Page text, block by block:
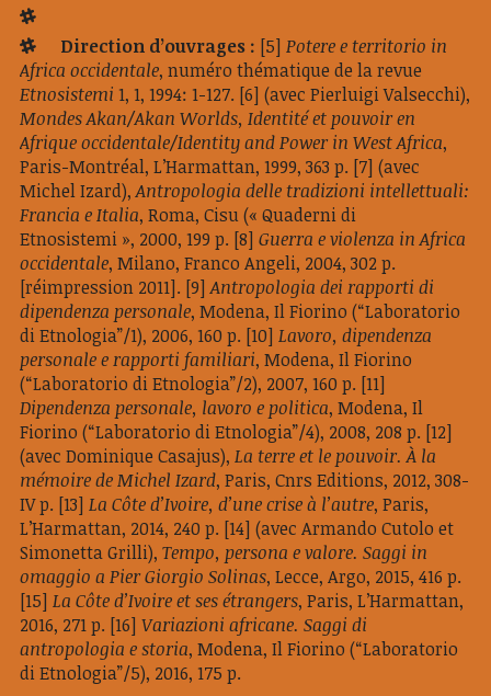
Direction d’ouvrages : [5] Potere e territorio in
Africa occidentale, numéro thématique de la revue
Etnosistemi 1, 1, 1994: 1-127. [6] (avec Pierluigi Valsecchi),
Mondes Akan/Akan Worlds, Identité et pouvoir en
Afrique occidentale/Identity and Power in West Africa,
Paris-Montréal, L’Harmattan, 1999, 363 p. [7] (avec
Michel Izard),Antropologia delle tradizioni intellettuali:
Francia e Italia, Roma, Cisu (« Quaderni di
Etnosistemi », 2000, 199 p. [8] Guerra e violenza in Africa
occidentale, Milano, Franco Angeli, 2004, 302 p.
[réimpression 2011]. [9]Antropologia dei rapporti di
dipendenza personale, Modena, Il Fiorino (“Laboratorio
di Etnologia”/1), 2006, 160 p. [10] Lavoro, dipendenza
personale e rapporti familiari, Modena, Il Fiorino
(“Laboratorio di Etnologia”/2), 2007, 160 p. [11]
Dipendenza personale, lavoro e politica, Modena, Il
Fiorino (“Laboratorio di Etnologia”/4), 2008, 208 p. [12]
(avec Dominique Casajus), La terre et le pouvoir. À la
mémoire de Michel Izard, Paris, Cnrs Editions, 2012, 308-
IV p. [13] La Côte d’Ivoire, d’une crise à l’autre, Paris,
L’Harmattan, 2014, 240 p. [14] (avec Armando Cutolo et
Simonetta Grilli), Tempo, persona e valore. Saggi in
omaggio a Pier Giorgio Solinas, Lecce, Argo, 2015, 416 p.
[15] La Côte d’Ivoire et ses étrangers, Paris, L’Harmattan,
2016, 271 p. [16] Variazioni africane. Saggi di
antropologia e storia, Modena, Il Fiorino (“Laboratorio
di Etnologia”/5), 2016, 175 p.